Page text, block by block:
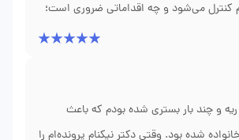
کنترل می‌شود و چه اقداماتی ضروری است؛
اصلاح محیط خانه، جلوگیری از محرک‌ها و
که در مسیر درستیم. بعد از چند ماه،
پیدا کرد و کودک با آرامش و
بازی و مدرسه رفت. به‌نظرم مهم‌ترین نکتهٔ
و چند بار بستری شده بودم که باعث
شده بود. وقتی دکتر نیکنام پرونده‌ام را